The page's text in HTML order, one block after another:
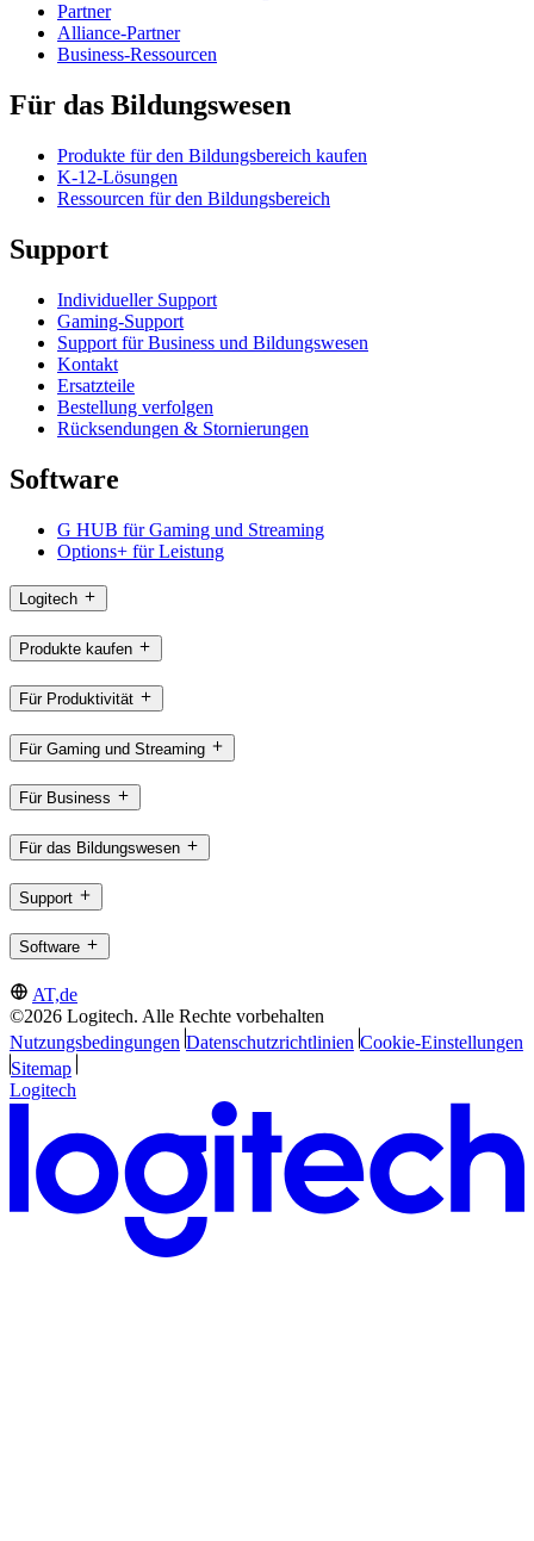
Partner
Alliance-Partner
Business-Ressourcen
Für das Bildungswesen
Produkte für den Bildungsbereich kaufen
K-12-Lösungen
Ressourcen für den Bildungsbereich
Support
Individueller Support
Gaming-Support
Support für Business und Bildungswesen
Kontakt
Ersatzteile
Bestellung verfolgen
Rücksendungen & Stornierungen
Software
G HUB für Gaming und Streaming
Options+ für Leistung
Logitech
Produkte kaufen
Für Produktivität
Für Gaming und Streaming
Für Business
Für das Bildungswesen
Support
Software
AT,de
©2026 Logitech. Alle Rechte vorbehalten
Nutzungsbedingungen Datenschutzrichtlinien Cookie-Einstellungen
Sitemap
Logitech